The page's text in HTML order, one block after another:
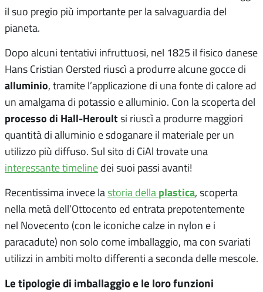
il suo pregio più importante per la salvaguardia del
pianeta.
Dopo alcuni tentativi infruttuosi, nel 1825 il fisico danese
Hans Cristian Oersted riuscì a produrre alcune gocce di
alluminio, tramite l’applicazione di una fonte di calore ad
un amalgama di potassio e alluminio. Con la scoperta del
processo di Hall-Heroultsi riuscì a produrre maggiori
quantità di alluminio e sdoganare il materiale per un
utilizzo più diffuso. Sul sito di CiAl trovate una
interessante timeline dei suoi passi avanti!
Recentissima invece la storia della plastica, scoperta
nella metà dell’Ottocento ed entrata prepotentemente
nel Novecento (con le iconiche calze in nylon e i
paracadute) non solo come imballaggio, ma con svariati
utilizzi in ambiti molto differenti a seconda delle mescole.
Le tipologie di imballaggio e le loro funzioni